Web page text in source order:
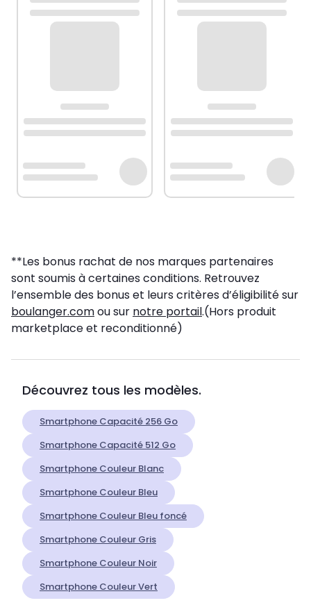
**Les bonus rachat de nos marques partenaires
sont soumis à certaines conditions. Retrouvez
l’ensemble des bonus et leurs critères d’éligibilité sur
boulanger.comou sur notre portail.(Hors produit
marketplace et reconditionné)
Découvrez tous les modèles.
Smartphone Capacité 256 Go
Smartphone Capacité 512 Go
Smartphone Couleur Blanc
Smartphone Couleur Bleu
Smartphone Couleur Bleu foncé
Smartphone Couleur Gris
Smartphone Couleur Noir
Smartphone Couleur Vert